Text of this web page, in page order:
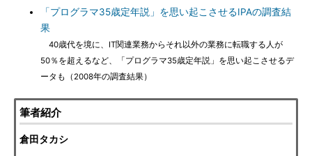
「プログラマ35歳定年説」を思い起こさせるIPAの調査結
果
40歳代を境に、IT関連業務からそれ以外の業務に転職する人が
50％を超えるなど、「プログラマ35歳定年説」を思い起こさせるデ
ータも（2008年の調査結果）
筆者紹介
倉田タカシ